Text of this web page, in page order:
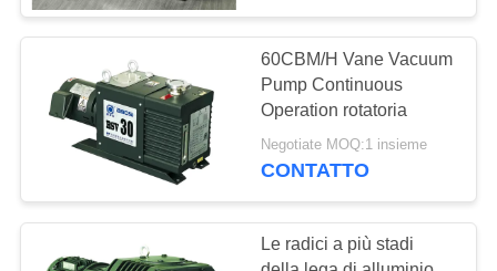
VISITA
FABBRICA
CONTROLLO
DELLA
QUALITÀ
Pulsometro del
rotolo
13
60CBM/H Vane Vacuum
Pump Continuous
Operation rotatoria
Negotiate MOQ:1 insieme
CONTATTO
Le radici a più stadi